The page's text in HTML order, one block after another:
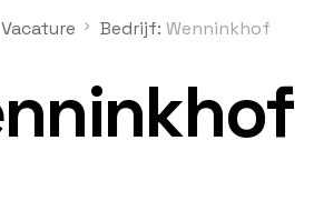
Vacature Bedrijf: Wenninkhof